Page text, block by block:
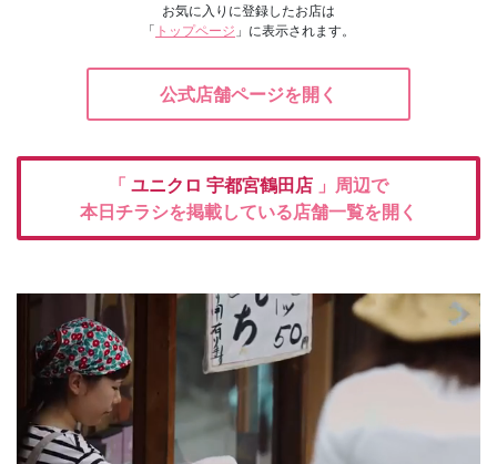
お気に入りに登録したお店は
「 トップページ 」に表示されます。
公式店舗ページを開く
「 ユニクロ 宇都宮鶴田店 」周辺で
本日チラシを掲載している店舗一覧を開く